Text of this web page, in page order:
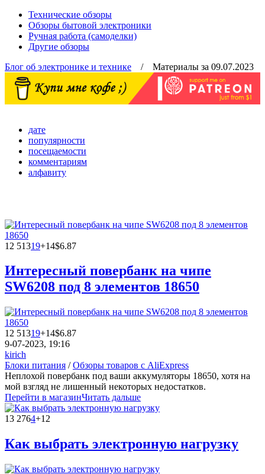
Технические обзоры
Обзоры бытовой электроники
Ручная работа (самоделки)
Другие обзоры
Блог об электронике и технике / Материалы за 09.07.2023
дате
популярности
посещаемости
комментариям
алфавиту
12 51319+14$6.87
Интересный повербанк на чипе
SW6208 под 8 элементов 18650
12 51319+14$6.87
9-07-2023, 19:16
kirich
Блоки питания /Обзоры товаров с AliExpress
Неплохой повербанк под ваши аккумуляторы 18650, хотя на
мой взгляд не лишенный некоторых недостатков.
Перейти в магазинЧитать дальше
13 2764+12
Как выбрать электронную нагрузку